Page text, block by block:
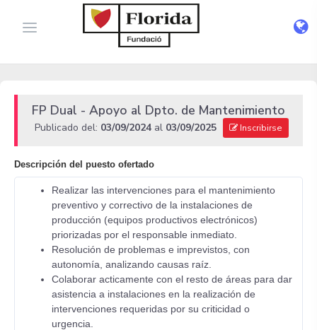
FP Dual - Apoyo al Dpto. de Mantenimiento
Publicado del: 03/09/2024 al 03/09/2025 Inscribirse
Descripción del puesto ofertado
Realizar las intervenciones para el mantenimiento
preventivo y correctivo de la instalaciones de
producción (equipos productivos electrónicos)
priorizadas por el responsable inmediato.
Resolución de problemas e imprevistos, con
autonomía, analizando causas raíz.
Colaborar acticamente con el resto de áreas para dar
asistencia a instalaciones en la realización de
intervenciones requeridas por su criticidad o
urgencia.